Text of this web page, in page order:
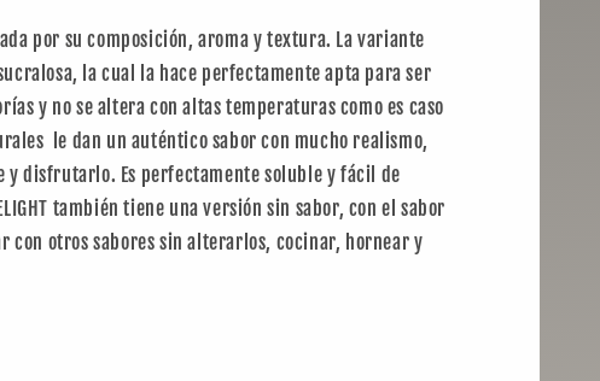
por su composición, aroma y textura. La variante
la cual la hace perfectamente apta para ser
y no se altera con altas temperaturas como es caso
le dan un auténtico sabor con mucho realismo,
y disfrutarlo. Es perfectamente soluble y fácil de
también tiene una versión sin sabor, con el sabor
con otros sabores sin alterarlos, cocinar, hornear y